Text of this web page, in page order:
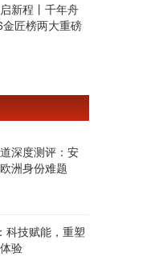
新程丨千年舟
匠榜两大重磅
深度测评：安
洲身份难题
科技赋能，重塑
验